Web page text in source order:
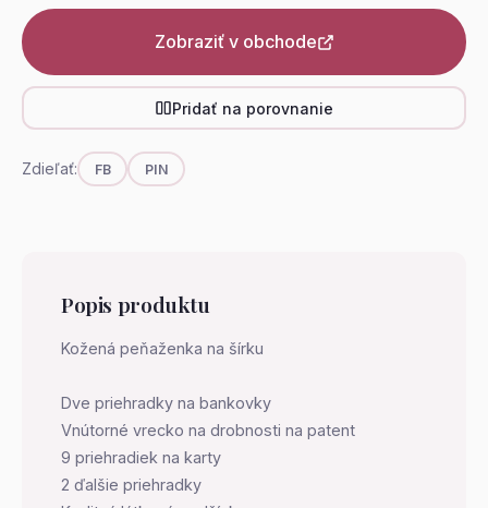
Zobraziť v obchode
Pridať na porovnanie
Zdieľať: FB PIN
Popis produktu
Kožená peňaženka na šírku
Dve priehradky na bankovky
Vnútorné vrecko na drobnosti na patent
9 priehradiek na karty
2 ďalšie priehradky